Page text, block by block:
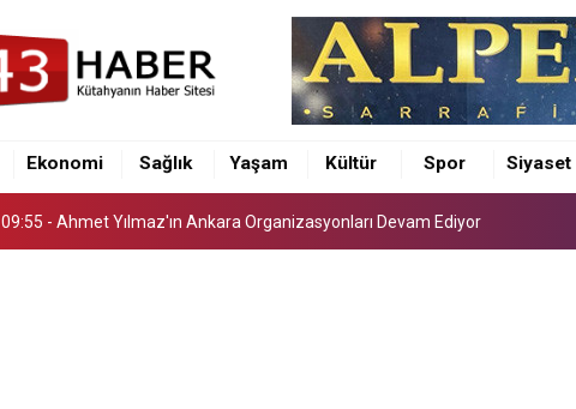
Ekonomi Sağlık Yaşam Kültür Spor Siyaset
09:02 - Kapıların açılması bekleniyor
09:55 - Ahmet Yılmaz'ın Ankara Organizasyonları Devam Ediyor
09:02 - Kapıların açılması bekleniyor
09:55 - Ahmet Yılmaz'ın Ankara Organizasyonları Devam Ediyor